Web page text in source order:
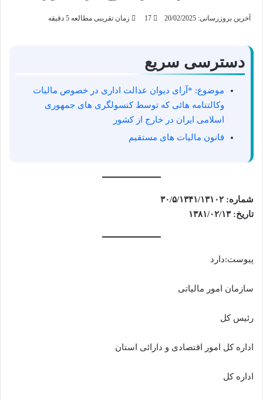
آخرین بروزرسانی: 20/02/2025 17 زمان تقریبی مطالعه 5 دقیقه
دسترسی سریع
موضوع: *آرای دیوان عدالت اداری در خصوص مالیات
وکالتنامه هائی که توسط کنسولگری های جمهوری
اسلامی ایران در خارج از کشور
قانون مالیات های مستقیم
شماره: ۳۰/۵/۱۳۴۱/۱۳۱۰۲
تاریخ: ۱۳۸۱/۰۲/۱۳
پیوست:دارد
سازمان امور مالیاتی
رئیس کل
اداره کل امور اقتصادی و دارائی استان
اداره کل